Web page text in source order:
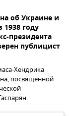
об Украине и
году
президента
публицист
Хендрика
посвященной